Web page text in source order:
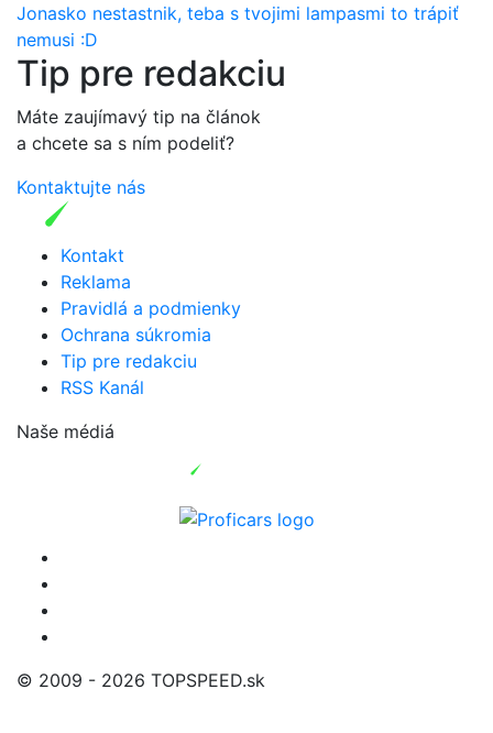
Jonasko nestastnik, teba s tvojimi lampasmi to trápiť
nemusi :D
Tip pre redakciu
Máte zaujímavý tip na článok
a chcete sa s ním podeliť?
Kontaktujte nás
Kontakt
Reklama
Pravidlá a podmienky
Ochrana súkromia
Tip pre redakciu
RSS Kanál
Naše médiá
© 2009 - 2026 TOPSPEED.sk